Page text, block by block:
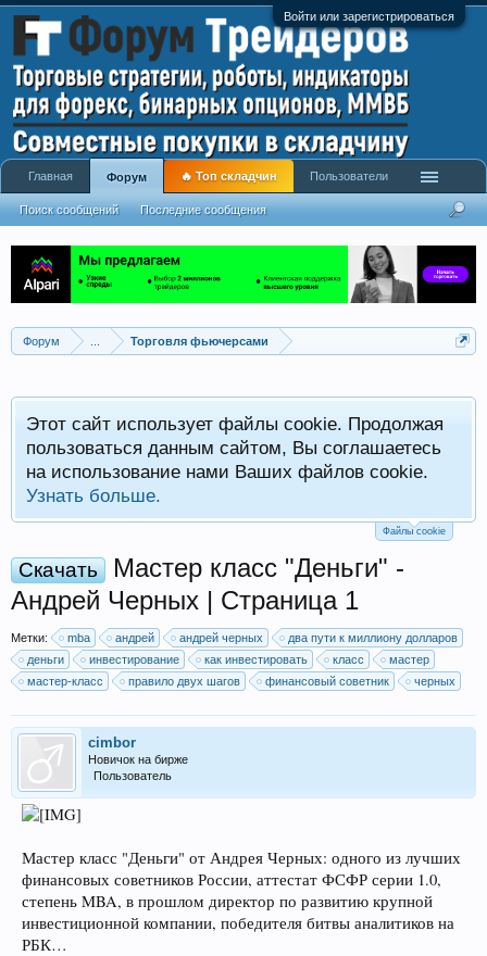
Войти или зарегистрироваться
Форум Торговля фьючерсами
Этот сайт использует файлы cookie. Продолжая
пользоваться данным сайтом, Вы соглашаетесь
на использование нами Ваших файлов cookie.
Узнать больше.
Файлы cookie
Скачать
Мастер класс "Деньги" -
Андрей Черных | Страница 1
Метки: mba андрей андрей черных
два пути к миллиону долларов
деньги
инвестирование как инвестировать класс
мастер
мастер-класс
правило двух шагов финансовый советник черных
cimbor
Новичок на бирже
Пользователь
Мастер класс "Деньги" от Андрея Черных: одного из лучших
финансовых советников России, аттестат ФСФР серии 1.0,
степень MBA, в прошлом директор по развитию крупной
инвестиционной компании, победителя битвы аналитиков на
РБК…
Главная Форум
Поиск сообщений Последние сообщения
🔥 Топ складчин Пользователи